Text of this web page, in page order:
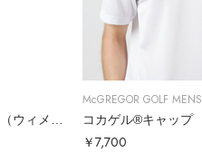
McGREGOR GOLF MENS
コカゲル®キャップ
￥7,700